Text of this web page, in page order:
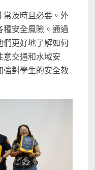
常及時且必要。外
種安全風險。通過
們更好地了解如何
意交通和水域安
強對學生的安全教